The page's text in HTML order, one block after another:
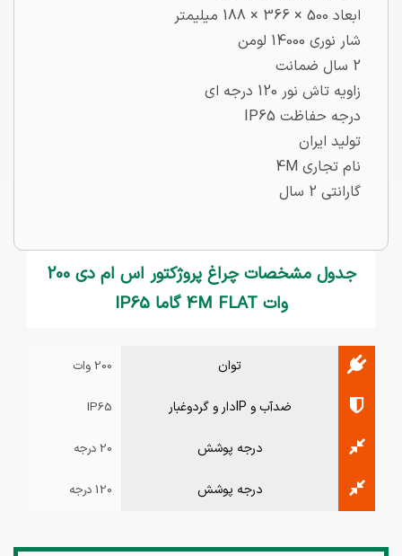
ابعاد 500 × 366 × 188 میلیمتر
شار نوری 14000 لومن
2 سال ضمانت
زاویه تاش نور 120 درجه ای
درجه حفاظت IP65
تولید ایران
نام تجاری 4M
گارانتی 2 سال
جدول مشخصات چراغ پروژکتور اس ام دی 200
وات 4M FLAT گاما IP65
توان 200 وات
ضدآب و IPدار و گردوغبار IP65
درجه پوشش 20 درجه
درجه پوشش 120 درجه